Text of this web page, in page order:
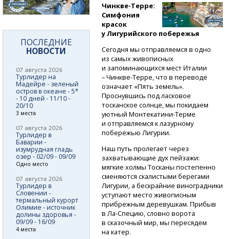
Чинкве-Терре:
Симфония
красок
у Лигурийского побережья
Сегодня мы отправляемся в одно
из самых живописных
и запоминающихся мест Италии
– Чинкве-Терре,что в переводе
означает «Пять земель».
Проснувшись под ласковое
тосканское солнце, мы покидаем
уютныйМонтекатини-Терме
и отправляемся к лазурному
побережью Лигурии.
Наш путь пролегает через
захватывающие дух пейзажи:
мягкие холмы Тосканы постепенно
сменяются скалистыми берегами
Лигурии, а бескрайние виноградники
уступают место живописным
прибрежным деревушкам. Прибыв
в Ла-Специю,словно ворота
в сказочный мир, мы пересядем
на катер.
ПОСЛЕДНИЕ
НОВОСТИ
07 августа 2026
Турлидер на
Мадейре - зеленый
остров в океане - 5*
- 10 дней - 11/10 -
20/10
3 места
07 августа 2026
Турлидер в
Баварии -
изумрудная гладь
озер - 02/09 - 09/09
Одно место
07 августа 2026
Турлидер в
Словении -
термальный курорт
Олимие - источник
долины здоровья -
09/09 - 16/09
4 места